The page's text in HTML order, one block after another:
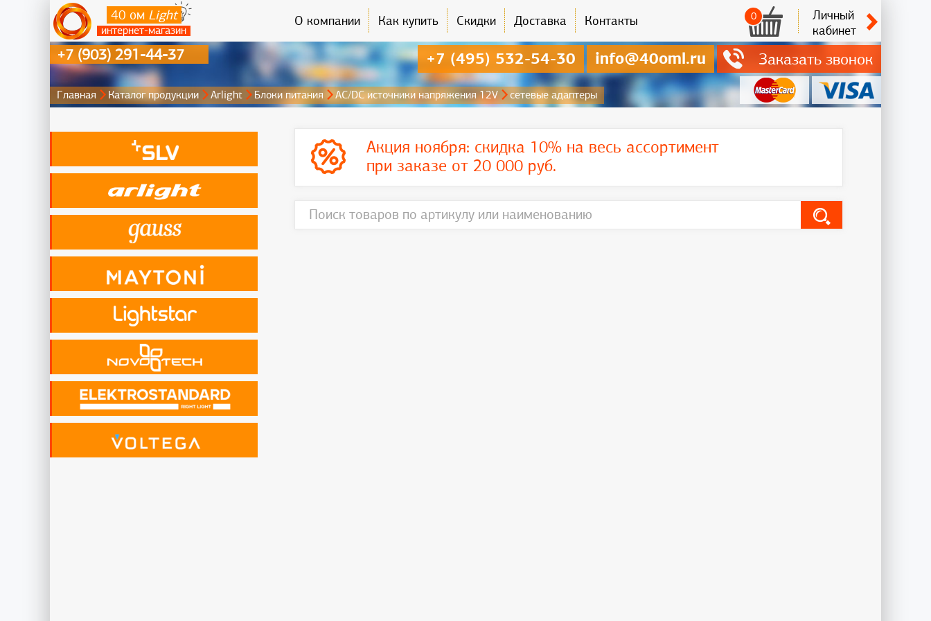
40 ом Light
интернет-магазин
О компании Как купить Скидки Доставка Контакты 0
Личный
кабинет
+7 (903) 291-44-37 +7 (495) 532-54-30 info@40oml.ru Заказать звонок
Главная Каталог продукции Arlight Блоки питания AC/DC источники напряжения 12V сетевые адаптеры
Акция ноября: скидка 10% на весь ассортимент
при заказе от 20 000 руб.